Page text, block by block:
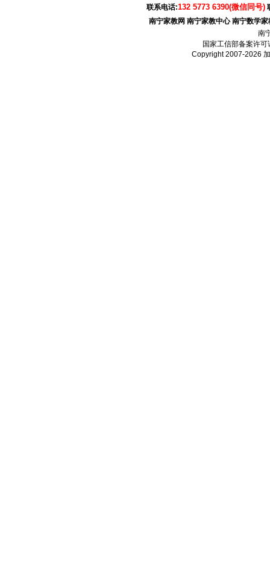
联系电话:132 5773 6390(微信同号)
南宁家教网 南宁家教中心 南宁数学家
南
国家工信部备案许可
Copyright 2007-2026